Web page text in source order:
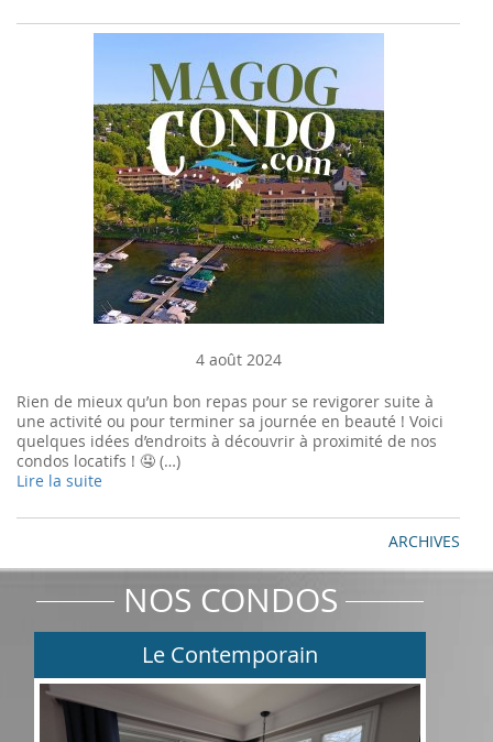
4 août 2024
Rien de mieux qu’un bon repas pour se revigorer suite à
une activité ou pour terminer sa journée en beauté ! Voici
quelques idées d’endroits à découvrir à proximité de nos
condos locatifs ! 🤤 (…)
Lire la suite
ARCHIVES
NOS CONDOS
Le Contemporain